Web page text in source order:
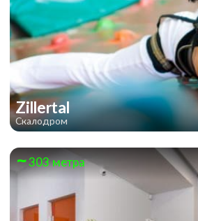
Zillertal
Скалодром
303 метра